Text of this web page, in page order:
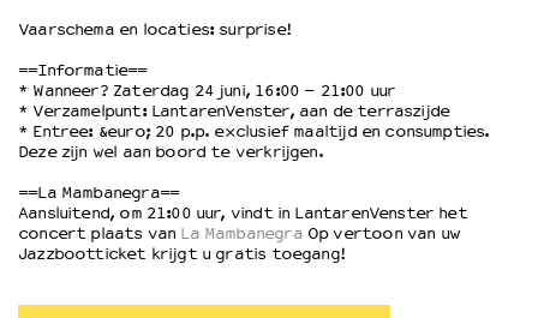
Historie
Partners
Huisregels
Privacyverklaring
Integriteits- en gedragscode
Duurzaamheid
Culturele boycot Israël
Vaarschema en locaties: surprise!
==Informatie==
* Wanneer? Zaterdag 24 juni, 16:00 – 21:00 uur
* Verzamelpunt: LantarenVenster, aan de terraszijde
* Entree: &euro; 20 p.p. exclusief maaltijd en consumpties.
Deze zijn wel aan boord te verkrijgen.
==La Mambanegra==
Aansluitend, om 21:00 uur, vindt in LantarenVenster het
concert plaats van La MambanegraOp vertoon van uw
Jazzbootticket krijgt u gratis toegang!